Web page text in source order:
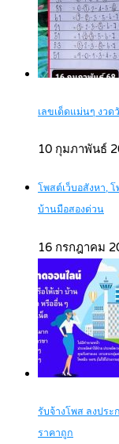
เลขเด็ดแม่นๆ งว
10 กุมภาพันธ์
โพสต์เว็บอสังหา,
บ้านมือสองด่วน
16 กรกฎาคม
รับจ้างโพส ลงปร
ราคาถูก